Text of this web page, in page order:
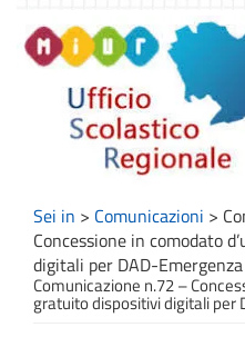
Sei in > Comunicazioni >
Concessione in comodato
digitali per DAD-
Comunicazione n.72 –
gratuito dispositivi digitali per